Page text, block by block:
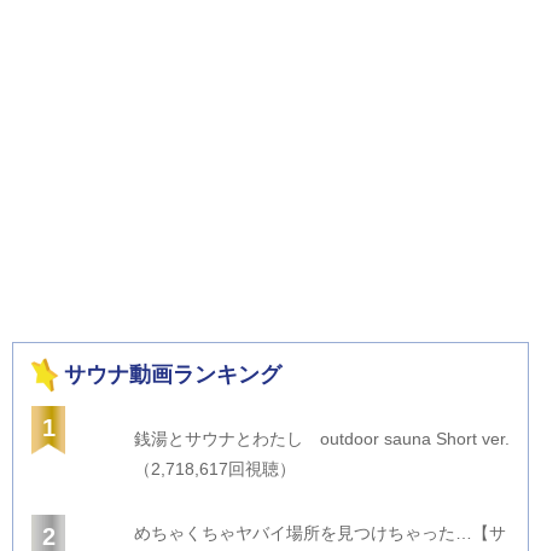
サウナ動画ランキング
1
銭湯とサウナとわたし outdoor sauna Short ver.
（2,718,617回視聴）
2
めちゃくちゃヤバイ場所を見つけちゃった…【サ